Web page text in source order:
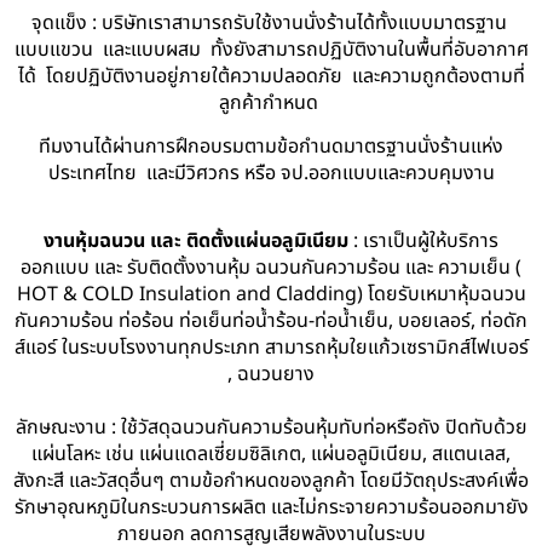
จุดแข็ง : บริษัทเราสามารถรับใช้งานนั่งร้านได้ทั้งแบบมาตรฐาน
แบบแขวน และแบบผสม ทั้งยังสามารถปฏิบัติงานในพื้นที่อับอากาศ
ได้ โดยปฏิบัติงานอยู่ภายใต้ความปลอดภัย และความถูกต้องตามที่
ลูกค้ากำหนด
ทีมงานได้ผ่านการฝึกอบรมตามข้อกำนดมาตรฐานนั่งร้านแห่ง
ประเทศไทย และมีวิศวกร หรือ จป.ออกแบบและควบคุมงาน
งานหุ้มฉนวน และ ติดตั้งแผ่นอลูมิเนียม : เราเป็นผู้ให้บริการ
ออกแบบ และ รับติดตั้งงานหุ้ม ฉนวนกันความร้อน และ ความเย็น (
HOT & COLD Insulation and Cladding) โดยรับเหมาหุ้มฉนวน
กันความร้อน ท่อร้อน ท่อเย็นท่อน้ำร้อน-ท่อน้ำเย็น, บอยเลอร์, ท่อดัก
ส์แอร์ ในระบบโรงงานทุกประเภท สามารถหุ้มใยแก้วเซรามิกส์ไฟเบอร์
, ฉนวนยาง
ลักษณะงาน : ใช้วัสดุฉนวนกันความร้อนหุ้มทับท่อหรือถัง ปิดทับด้วย
แผ่นโลหะ เช่น แผ่นแดลเซี่ยมซิลิเกต, แผ่นอลูมิเนียม, สแตนเลส,
สังกะสี และวัสดุอื่นๆ ตามข้อกำหนดของลูกค้า โดยมีวัตถุประสงค์เพื่อ
รักษาอุณหภูมิในกระบวนการผลิต และไม่กระจายความร้อนออกมายัง
ภายนอก ลดการสูญเสียพลังงานในระบบ